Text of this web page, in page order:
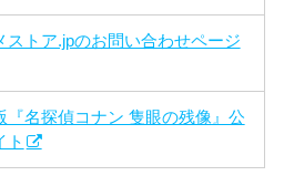
ストア.jpのお問い合わせページ
『名探偵コナン 隻眼の残像』公
ト